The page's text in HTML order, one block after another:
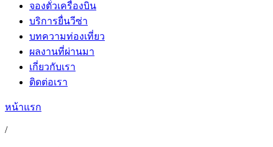
จองตั๋วเครื่องบิน
บริการยื่นวีซ่า
บทความท่องเที่ยว
ผลงานที่ผ่านมา
เกี่ยวกับเรา
ติดต่อเรา
หน้าแรก
/